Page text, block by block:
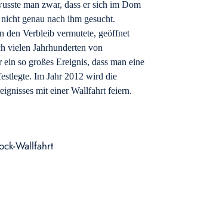
man zwar, dass er sich im Dom
genau nach ihm gesucht.
den Verbleib vermutete, geöffnet
vielen Jahrhunderten von
so großes Ereignis, dass man eine
Im Jahr 2012 wird die
mit einer Wallfahrt feiern.
Wallfahrt